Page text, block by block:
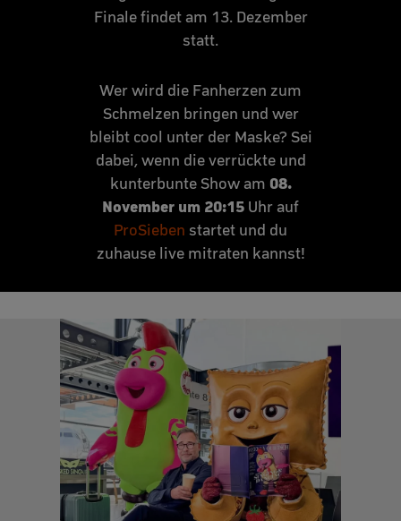
Finale findet am 13. Dezember
statt.
Wer wird die Fanherzen zum
Schmelzen bringen und wer
bleibt cool unter der Maske? Sei
dabei, wenn die verrückte und
kunterbunte Show am 08.
November um 20:15 Uhr auf
ProSieben startet und du
zuhause live mitraten kannst!